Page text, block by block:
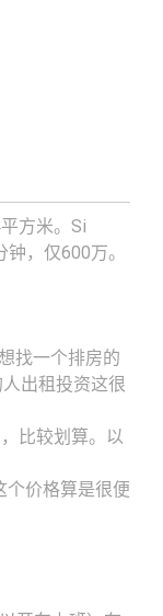
方米。Si
钟，仅600万。
找一个排房的
出租投资这很
比较划算。以
个价格算是很便